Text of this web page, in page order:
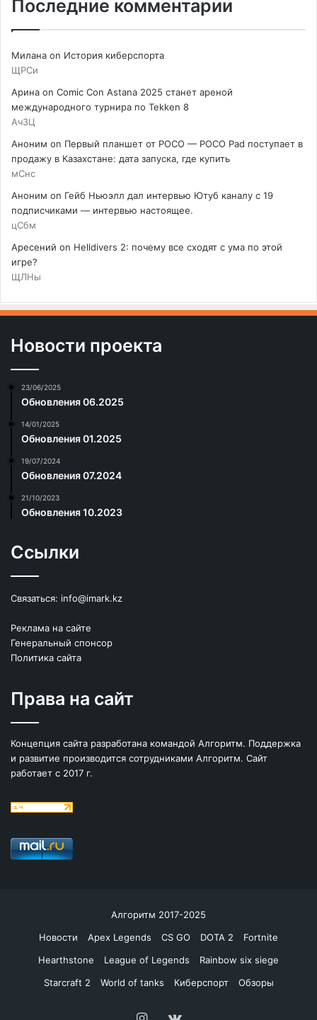
Последние комментарии
Милана on История киберспорта
ЩРСи
Арина on Comic Con Astana 2025 станет ареной
международного турнира по Tekken 8
АчЗЦ
Аноним on Первый планшет от POCO — POCO Pad поступает в
продажу в Казахстане: дата запуска, где купить
мСнс
Аноним on Гейб Ньюэлл дал интервью Ютуб каналу с 19
подписчиками — интервью настоящее.
цСбм
Аресений on Helldivers 2: почему все сходят с ума по этой
игре?
ЩЛНы
Новости проекта
23/06/2025
Обновления 06.2025
14/01/2025
Обновления 01.2025
19/07/2024
Обновления 07.2024
21/10/2023
Обновления 10.2023
Ссылки
Связаться: info@imark.kz
Реклама на сайте
Генеральный спонсор
Политика сайта
Права на сайт
Концепция сайта разработана командой Алгоритм. Поддержка
и развитие производится сотрудниками Алгоритм. Сайт
работает с 2017 г.
Алгоритм 2017-2025
Новости
Apex Legends CS GO DOTA 2
Fortnite
Hearthstone
League of Legends
Rainbow six siege
Starcraft 2
World of tanks Киберспорт Обзоры